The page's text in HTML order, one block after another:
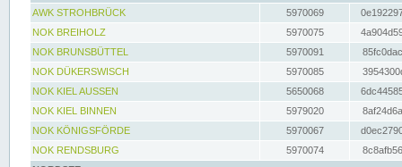
AWK STROHBRÜCK
5970069
NOK BREIHOLZ
5970075
NOK BRUNSBÜTTEL
5970091
NOK DÜKERSWISCH
5970085
NOK KIEL AUSSEN
5650068
NOK KIEL BINNEN
5979020
NOK KÖNIGSFÖRDE
5970067
NOK RENDSBURG
5970074